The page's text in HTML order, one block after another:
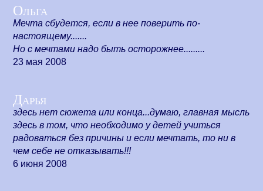
Ольга
Мечта сбудется, если в нее поверить по-
настоящему.......
Но с мечтами надо быть осторожнее.........
23 мая 2008
Дарья
здесь нет сюжета или конца...думаю, главная мысль
здесь в том, что необходимо у детей учиться
радоваться без причины и если мечтать, то ни в
чем себе не отказывать!!!
6 июня 2008